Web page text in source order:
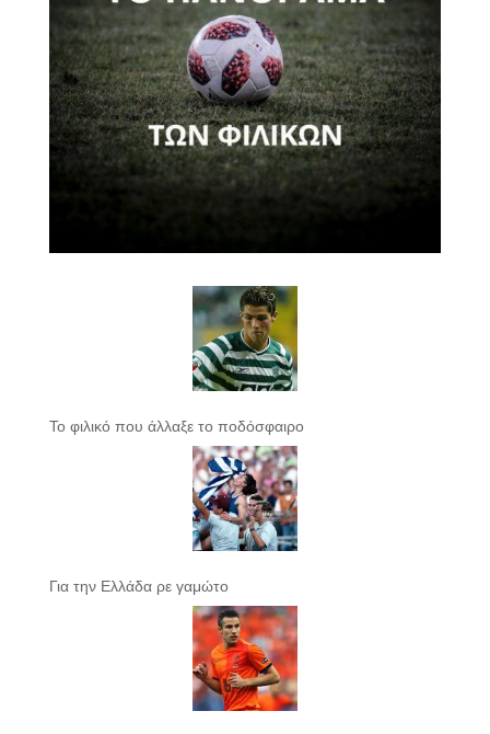
Το φιλικό που άλλαξε το ποδόσφαιρο
Για την Ελλάδα ρε γαμώτο